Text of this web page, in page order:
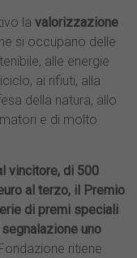
lavalorizzazione
si occupano delle
alle energie
ai rifiuti, alla
della natura, allo
e di molto
vincitore, di 500
al terzo, il Premio
di premi speciali
uno
ritiene